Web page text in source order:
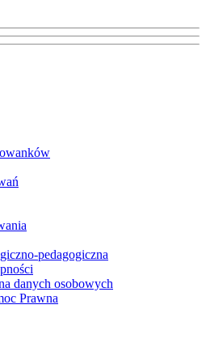
pedagogiczna
danych osobowych
Prawna